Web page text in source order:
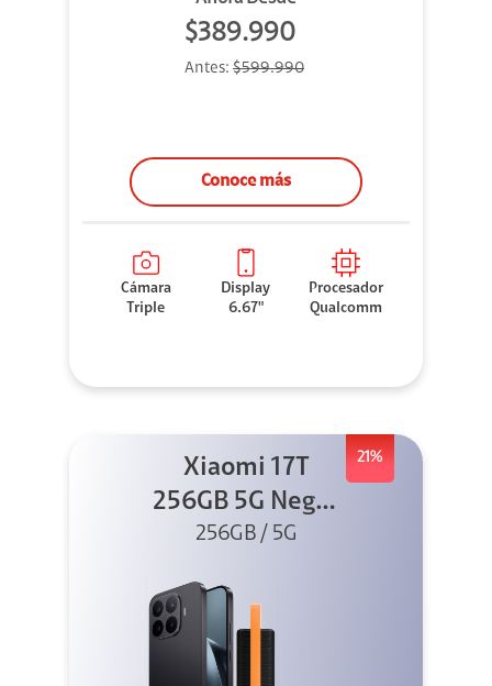
$389.990
Antes: $599.990
Conoce más
Cámara
Triple
Display
6.67"
Procesador
Qualcomm
21%
Xiaomi 17T
256GB 5G Negro
+ Sound
256GB / 5G